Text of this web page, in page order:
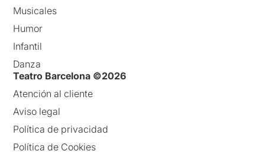
Musicales
Humor
Infantil
Danza
Teatro Barcelona ©2026
Atención al cliente
Aviso legal
Política de privacidad
Política de Cookies